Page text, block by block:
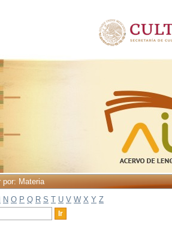
por: Materia
N O P Q R S T U V W X Y Z